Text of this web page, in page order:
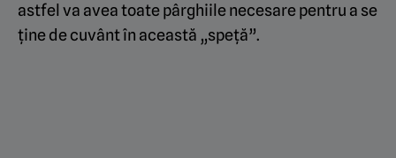
astfel va avea toate pârghiile necesare pentru a se
ține de cuvânt în această „speță”.